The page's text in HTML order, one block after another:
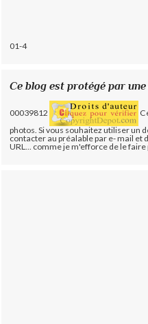
01-4
Ce blog est protégé par
00039812
photos. Si vous souhaitez utiliser un
contacter au préalable par e- mail et
URL... comme je m'efforce de le